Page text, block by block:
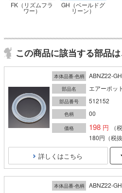
FK（リズムフラ
ワー）
GH（ベールドグ
リーン）
この商品に該当する部品
本体品番-色柄 ABNZ22-GH
部品名 エアーポッ
部品番号 512152
色柄 00
価格 198
（
180円 （税
詳しくはこちら
本体品番-色柄 ABNZ22-GH